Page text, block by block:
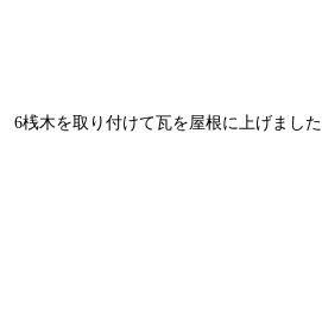
6桟木を取り付けて瓦を屋根に上げました